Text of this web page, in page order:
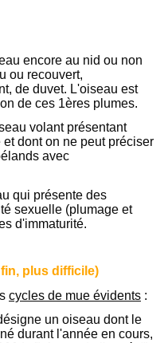
encore au nid ou non
ou recouvert,
de duvet. L'oiseau est
de ces 1ères plumes.
volant présentant
dont on ne peut préciser
avec
qui présente des
sexuelle (plumage et
d'immaturité.
plus difficile)
cycles de mue évidents :
un oiseau dont le
durant l'année en cours,